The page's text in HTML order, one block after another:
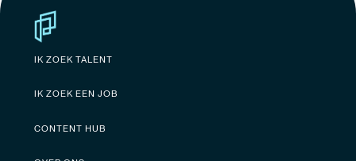
IK ZOEK TALENT
IK ZOEK EEN JOB
CONTENT HUB